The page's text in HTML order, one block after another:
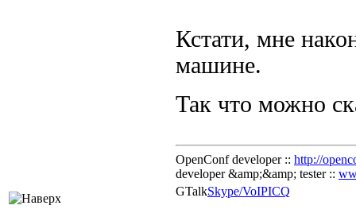
Кстати, мне
машине.
Так что можно
OpenConf developer :: http://
developer &amp;&amp; tester ::
GTalkSkype/VoIPICQ